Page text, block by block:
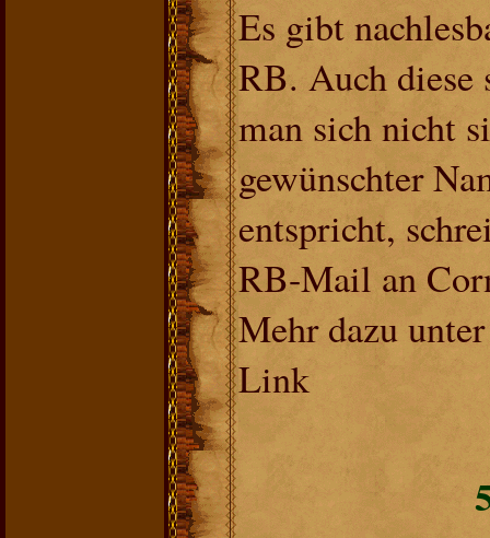
Es gibt
RB. Auch diese
man sich nicht
gewünschter
entspricht,
RB-Mail an
Mehr dazu
Link